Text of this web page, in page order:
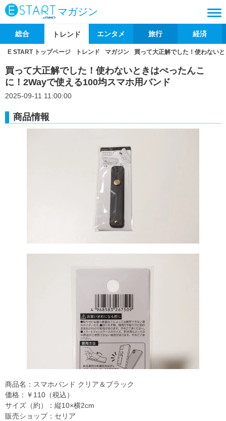
マガジン
総合 トレンド エンタメ 旅行 経済
E START トップページ トレンド マガジン 買って大正解でした！使わない
買って大正解でした！使わないときはぺったんこ
に！2Wayで使える100均スマホ用バンド
2025-09-11 11:00:00
商品情報
商品名：スマホバンド クリア＆ブラック
価格：￥110（税込）
サイズ（約）：縦10×横2cm
販売ショップ：セリア